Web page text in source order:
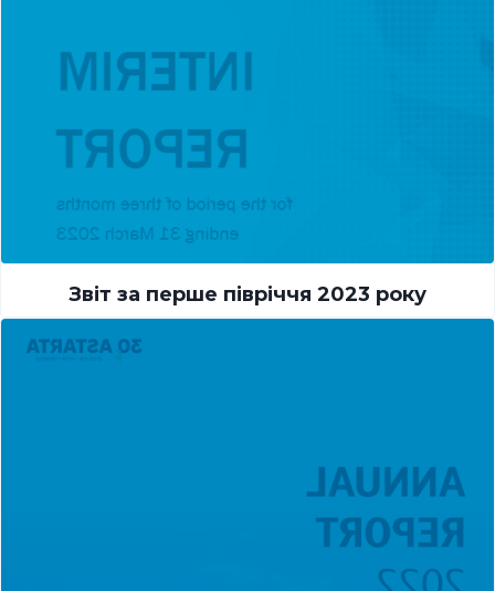
Звіт за перше півріччя 2023 року